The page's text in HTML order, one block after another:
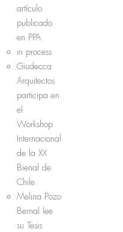
artículo
publicado
en PPA
in process
Giudecca
Arquitectos
participa en
el
Workshop
Internacional
de la XX
Bienal de
Chile
Melina Pozo
Bernal lee
su Tesis